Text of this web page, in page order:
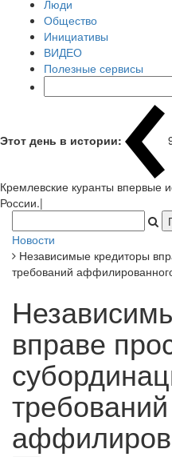
Люди
Общество
Инициативы
ВИДЕО
Полезные сервисы
Этот день в истории:
Кремлевские куранты впервые
России.|
Новости
Независимые кредиторы
требований
вправе
требований